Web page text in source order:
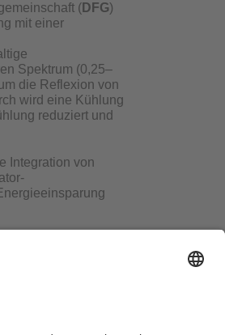
(DFG)
mit einer
Spektrum (0,25–
die Reflexion von
wird eine Kühlung
reduziert und
Integration von